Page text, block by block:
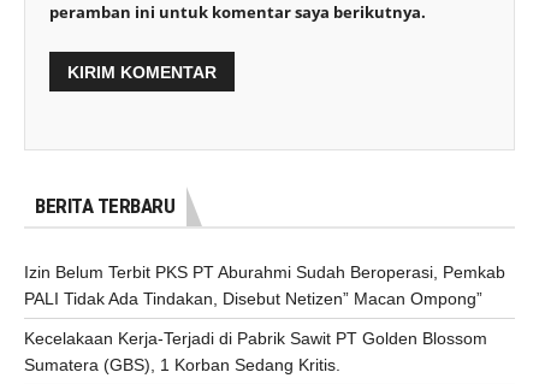
peramban ini untuk komentar saya berikutnya.
BERITA TERBARU
Izin Belum Terbit PKS PT Aburahmi Sudah Beroperasi, Pemkab
PALI Tidak Ada Tindakan, Disebut Netizen” Macan Ompong”
Kecelakaan Kerja-Terjadi di Pabrik Sawit PT Golden Blossom
Sumatera (GBS), 1 Korban Sedang Kritis.